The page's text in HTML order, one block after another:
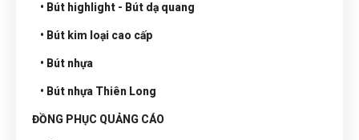
• Bút highlight - Bút dạ quang
• Bút kim loại cao cấp
• Bút nhựa
• Bút nhựa Thiên Long
ĐỒNG PHỤC QUẢNG CÁO